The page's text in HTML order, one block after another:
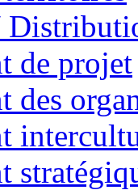
de projet
des